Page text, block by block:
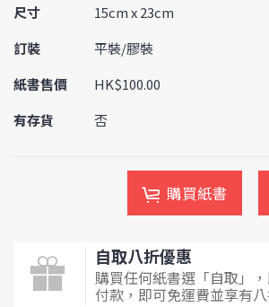
尺寸
15cm x 23cm
訂裝
平裝/膠裝
紙書售價
HK$100.00
有存貨
否
購買紙書
自取八折優惠
購買任何紙書選「自取」
付款，即可免運費並享有